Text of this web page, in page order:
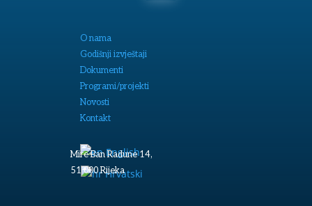
O nama
Godišnji izvještaji
Dokumenti
Programi/projekti
Novosti
Kontakt
English
Hrvatski
Mire Ban Radune 14,
51 000 Rijeka